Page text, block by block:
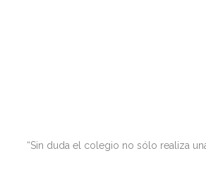
“Sin duda el colegio no sólo realiza